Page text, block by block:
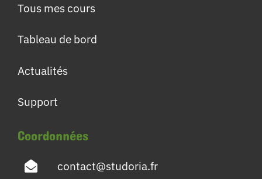
Tous mes cours
Tableau de bord
Actualités
Support
Coordonnées
contact@studoria.fr